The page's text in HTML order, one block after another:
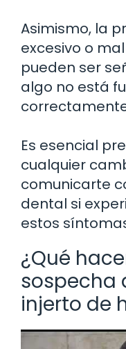
Asimismo, la
excesivo o
pueden ser
algo no está
Es esencial
cualquier
comunicarte
dental si
estos
¿Qué
sospecha
injerto de